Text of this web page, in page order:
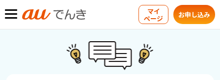
マイ
ページ お申し込み